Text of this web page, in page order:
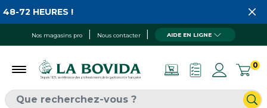
Nos magasins pro Nous contacter AIDE EN LIGNE
0
!